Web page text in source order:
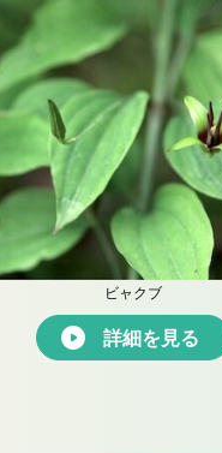
ビャクブ
詳細を見る